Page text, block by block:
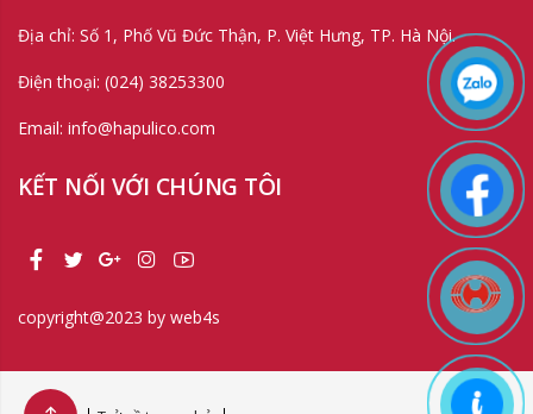
Địa chỉ: Số 1, Phố Vũ Đức Thận, P. Việt Hưng, TP. Hà Nội.
Điện thoại: (024) 38253300
Email: info@hapulico.com
KẾT NỐI VỚI CHÚNG TÔI
copyright@2023 by web4s